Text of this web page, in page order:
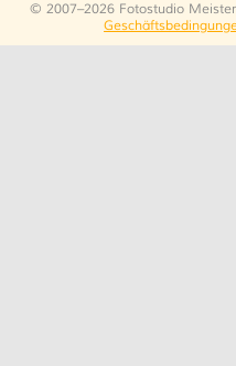
© 2007–2026 Fotostudio Meister